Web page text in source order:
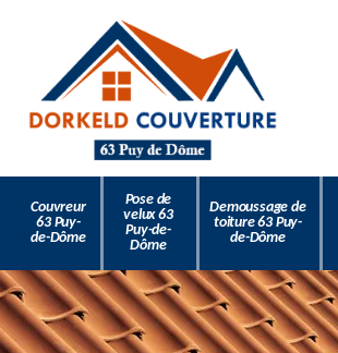
Couvreur
63 Puy-
de-Dôme
Pose de
velux 63
Puy-de-
Dôme
Demoussage de
toiture 63 Puy-
de-Dôme